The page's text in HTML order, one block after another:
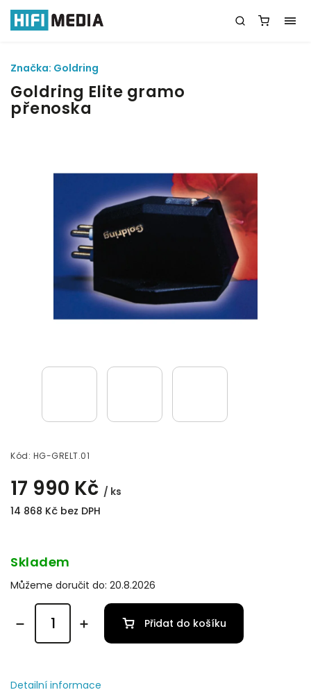
Goldring Elite gramo
přenoska
Kód: HG-GRELT.01
17 990 Kč / ks
14 868 Kč bez DPH
Značka: Goldring
Skladem
Můžeme doručit do: 20.8.2026
Přidat do košíku
Detailní informace